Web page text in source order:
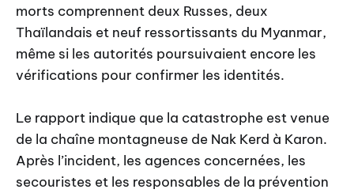
morts comprennent deux Russes, deux
Thaïlandais et neuf ressortissants du Myanmar,
même si les autorités poursuivaient encore les
vérifications pour confirmer les identités.
Le rapport indique que la catastrophe est venue
de la chaîne montagneuse de Nak Kerd à Karon.
Après l’incident, les agences concernées, les
secouristes et les responsables de la prévention